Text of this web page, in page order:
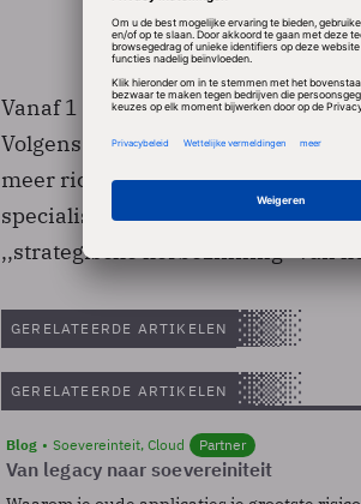
Vanaf 1 april 2009 komen daar
Volgens Logica toont de opdracht
meer richten op hun
specialisten. Martinair liet weten
,,strategische herbezinning'' van
GERELATEERDE ARTIKELEN
GERELATEERDE ARTIKELEN
Blog Soevereinteit, Cloud Partner
Van legacy naar soevereiniteit